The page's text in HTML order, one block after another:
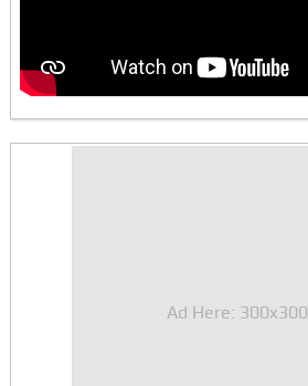
Ad Here: 300x300